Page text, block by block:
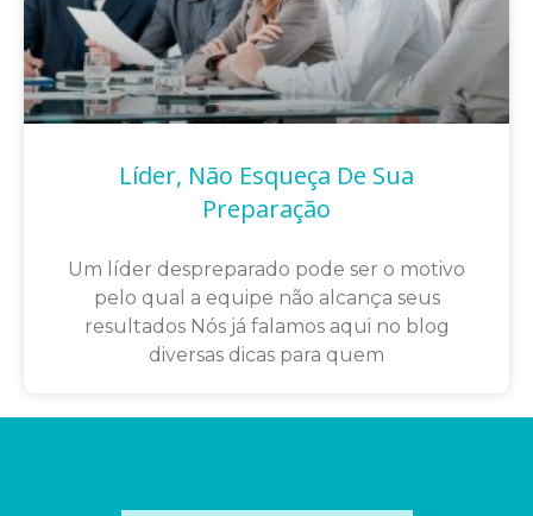
Líder, Não Esqueça De Sua
Preparação
Um líder despreparado pode ser o motivo
pelo qual a equipe não alcança seus
resultados Nós já falamos aqui no blog
diversas dicas para quem